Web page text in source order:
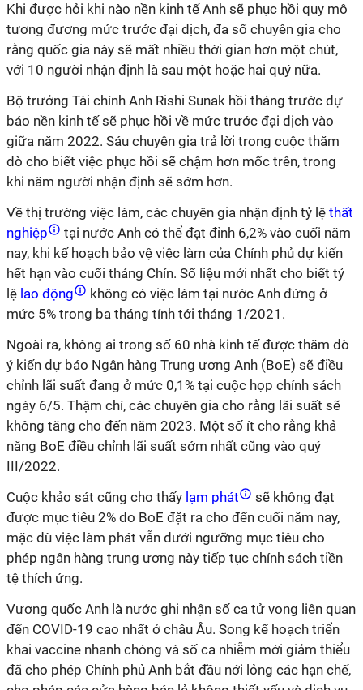
Khi được hỏi khi nào nền kinh tế Anh sẽ phục hồi quy mô
tương đương mức trước đại dịch, đa số chuyên gia cho
rằng quốc gia này sẽ mất nhiều thời gian hơn một chút,
với 10 người nhận định là sau một hoặc hai quý nữa.
Bộ trưởng Tài chính Anh Rishi Sunak hồi tháng trước dự
báo nền kinh tế sẽ phục hồi về mức trước đại dịch vào
giữa năm 2022. Sáu chuyên gia trả lời trong cuộc thăm
dò cho biết việc phục hồi sẽ chậm hơn mốc trên, trong
khi năm người nhận định sẽ sớm hơn.
Về thị trường việc làm, các chuyên gia nhận định tỷ lệ thất
nghiệp
tại nước Anh có thể đạt đỉnh 6,2% vào cuối năm
nay, khi kế hoạch bảo vệ việc làm của Chính phủ dự kiến
hết hạn vào cuối tháng Chín. Số liệu mới nhất cho biết tỷ
lệ lao động
không có việc làm tại nước Anh đứng ở
mức 5% trong ba tháng tính tới tháng 1/2021.
Ngoài ra, không ai trong số 60 nhà kinh tế được thăm dò
ý kiến dự báo Ngân hàng Trung ương Anh (BoE) sẽ điều
chỉnh lãi suất đang ở mức 0,1% tại cuộc họp chính sách
ngày 6/5. Thậm chí, các chuyên gia cho rằng lãi suất sẽ
không tăng cho đến năm 2023. Một số ít cho rằng khả
năng BoE điều chỉnh lãi suất sớm nhất cũng vào quý
III/2022.
Cuộc khảo sát cũng cho thấy lạm phát
sẽ không đạt
được mục tiêu 2% do BoE đặt ra cho đến cuối năm nay,
mặc dù việc làm phát vẫn dưới ngưỡng mục tiêu cho
phép ngân hàng trung ương này tiếp tục chính sách tiền
tệ thích ứng.
Vương quốc Anh là nước ghi nhận số ca tử vong liên quan
đến COVID-19 cao nhất ở châu Âu. Song kế hoạch triển
khai vaccine nhanh chóng và số ca nhiễm mới giảm thiểu
đã cho phép Chính phủ Anh bắt đầu nới lỏng các hạn chế,